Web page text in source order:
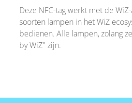
Deze NFC-tag werkt met de
soorten lampen in het WiZ
bedienen. Alle lampen, zolang
by WiZ" zijn.